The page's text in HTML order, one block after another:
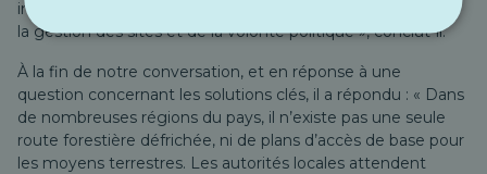
incendies ne relève pas uniquement de Canadair, mais de
la gestion des sites et de la volonté politique », conclut-il.
À la fin de notre conversation, et en réponse à une
question concernant les solutions clés, il a répondu : « Dans
de nombreuses régions du pays, il n’existe pas une seule
route forestière défrichée, ni de plans d’accès de base pour
les moyens terrestres. Les autorités locales attendent